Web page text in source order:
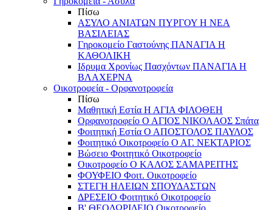
Πίσω
ΑΣΥΛΟ ΑΝΙΑΤΩΝ ΠΥΡΓΟΥ Η ΝΕΑ
ΒΑΣΙΛΕΙΑΣ
Γηροκομείο Γαστούνης ΠΑΝΑΓΙΑ Η
ΚΑΘΟΛΙΚΗ
Ιδρυμα Χρονίως Πασχόντων ΠΑΝΑΓΙΑ Η
ΒΛΑΧΕΡΝΑ
Οικοτροφεία - Ορφανοτροφεία
Πίσω
Μαθητική Εστία Η ΑΓΙΑ ΦΙΛΟΘΕΗ
Ορφανοτροφείο Ο ΑΓΙΟΣ ΝΙΚΟΛΑΟΣ Σπάτα
Φοιτητική Εστία Ο ΑΠΟΣΤΟΛΟΣ ΠΑΥΛΟΣ
Φοιτητικό Οικοτροφείο Ο ΑΓ. ΝΕΚΤΑΡΙΟΣ
Βώσειο Φοιτητικό Οικοτροφείο
Οικοτροφείο Ο ΚΑΛΟΣ ΣΑΜΑΡΕΙΤΗΣ
ΦΟΥΦΕΙΟ Φοιτ. Οικοτροφείο
ΣΤΕΓΗ ΗΛΕΙΩΝ ΣΠΟΥΔΑΣΤΩΝ
ΔΡΕΣΕΙΟ Φοιτητικό Οικοτροφείο
Β' ΘΕΟΔΩΡΙΔΕΙΟ Οικοτροφείο